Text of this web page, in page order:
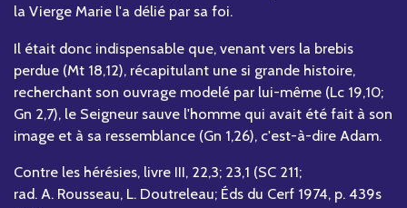
la Vierge Marie l'a délié par sa foi.
Il était donc indispensable que, venant vers la brebis
perdue (Mt 18,12), récapitulant une si grande histoire,
recherchant son ouvrage modelé par lui-même (Lc 19,10;
Gn 2,7), le Seigneur sauve l'homme qui avait été fait à son
image et à sa ressemblance (Gn 1,26), c'est-à-dire Adam.
Contre les hérésies, livre III, 22,3; 23,1 (SC 211;
rad. A. Rousseau, L. Doutreleau; Éds du Cerf 1974, p. 439s